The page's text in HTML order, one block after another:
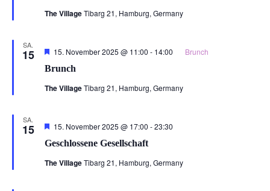
The VillageTibarg 21, Hamburg, Germany
SA.
15
Brunch
Hervorgehoben
15. November 2025 @ 11:00 - 14:00 Brunch
The VillageTibarg 21, Hamburg, Germany
SA.
15
Geschlossene Gesellschaft
Hervorgehoben
15. November 2025 @ 17:00 -23:30
The VillageTibarg 21, Hamburg, Germany